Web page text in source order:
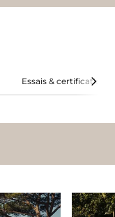
Essais & certifications